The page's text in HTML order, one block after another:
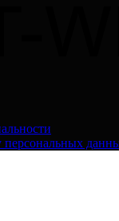
персональных